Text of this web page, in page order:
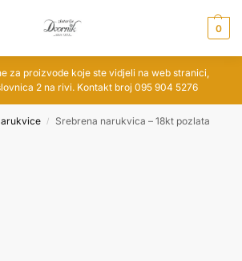
0
za proizvode koje ste vidjeli na web stranici,
2 na rivi. Kontakt broj 095 904 5276
/ Srebrena narukvica – 18kt pozlata